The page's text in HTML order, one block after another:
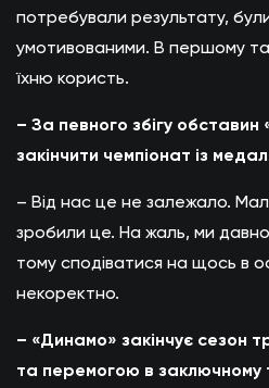
потребували результату,
умотивованими. В першому
їхню користь.
– За певного збігу
закінчити чемпіонат із
– Від нас це не залежало.
зробили це. На жаль, ми
тому сподіватися на щось в
некоректно.
– «Динамо» закінчує сезон
та перемогою в заключному